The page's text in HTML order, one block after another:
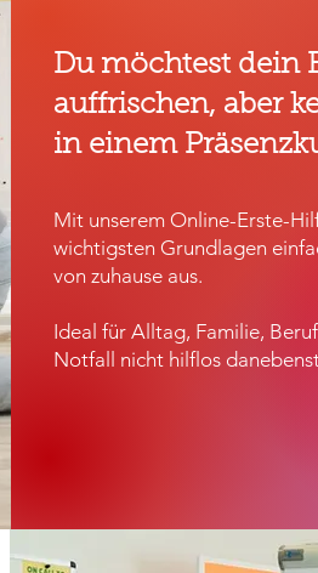
Du möchtest dein
auffrischen, aber
in einem
Mit unserem Online-Erste-
wichtigsten Grundlagen
von zuhause aus.
Ideal für Alltag, Familie,
Notfall nicht hilflos